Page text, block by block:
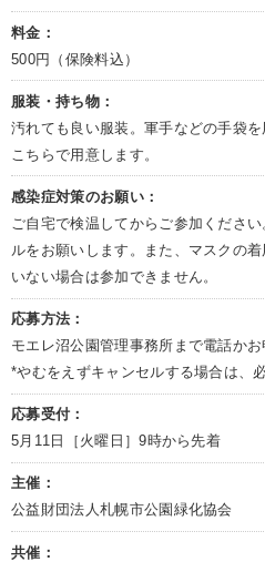
料金：
500円（保険料込）
服装・持ち物：
汚れても良い服装。軍手などの手袋
こちらで用意します。
感染症対策のお願い：
ご自宅で検温してからご参加くださ
ルをお願いします。また、マスクの
いない場合は参加できません。
応募方法：
モエレ沼公園管理事務所まで電話かお
*やむをえずキャンセルする場合は、
応募受付：
5月11日［火曜日］9時から先着
主催：
公益財団法人札幌市公園緑化協会
共催：